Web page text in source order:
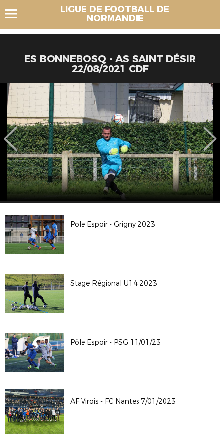
LIGUE DE FOOTBALL DE
NORMANDIE
ES BONNEBOSQ - AS SAINT DÉSIR
22/08/2021 CDF
Pole Espoir - Grigny 2023
Stage Régional U14 2023
Pôle Espoir - PSG 11/01/23
AF Virois - FC Nantes 7/01/2023